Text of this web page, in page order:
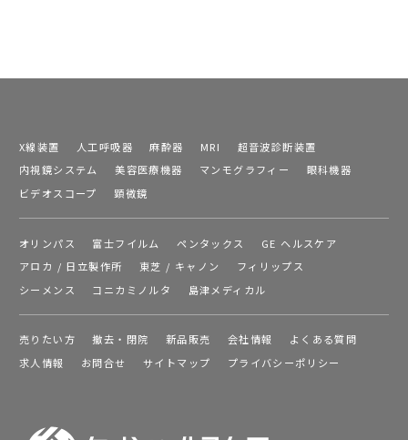
X線装置 人工呼吸器 麻酔器 MRI
超音波診断装置
内視鏡システム
美容医療機器 マンモグラフィー
眼科機器
ビデオスコープ
顕微鏡
オリンパス 富士フイルム ペンタックス
GE ヘルスケア
アロカ / 日立製作所
東芝 / キャノン
フィリップス
シーメンス
コニカミノルタ 島津メディカル
売りたい方 撤去・閉院 新品販売 会社情報
よくある質問
求人情報
お問合せ サイトマップ プライバシーポリシー